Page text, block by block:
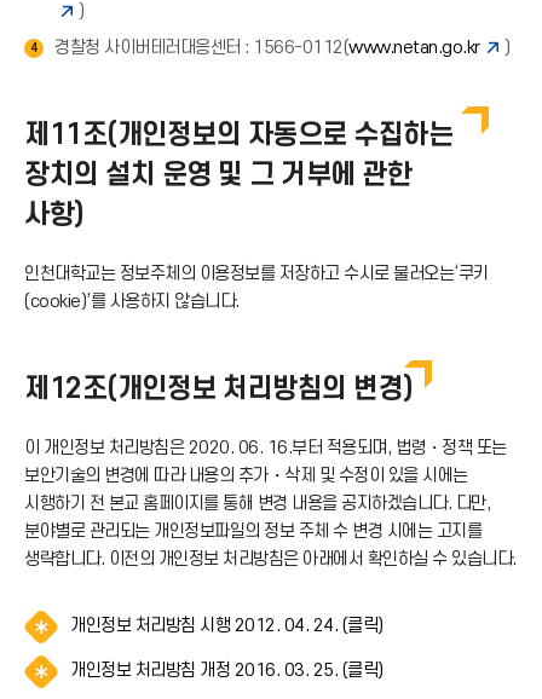
)
4 경찰청 사이버테러대응센터 : 1566-0112(www.netan.go.kr )
제11조(개인정보의 자동으로 수집하는
장치의 설치 운영 및 그 거부에 관한
사항)
인천대학교는 정보주체의 이용정보를 저장하고 수시로 불러오는‘쿠키
(cookie)’를 사용하지 않습니다.
제12조(개인정보 처리방침의 변경)
이 개인정보 처리방침은 2020. 06. 16.부터 적용되며, 법령・정책 또는
보안기술의 변경에 따라 내용의 추가・삭제 및 수정이 있을 시에는
시행하기 전 본교 홈페이지를 통해 변경 내용을 공지하겠습니다. 다만,
분야별로 관리되는 개인정보파일의 정보 주체 수 변경 시에는 고지를
생략합니다. 이전의 개인정보 처리방침은 아래에서 확인하실 수 있습니다.
개인정보 처리방침 시행 2012. 04. 24. (클릭)알
(
개인정보 처리방침 개정 2016. 03. 25. (클릭)알